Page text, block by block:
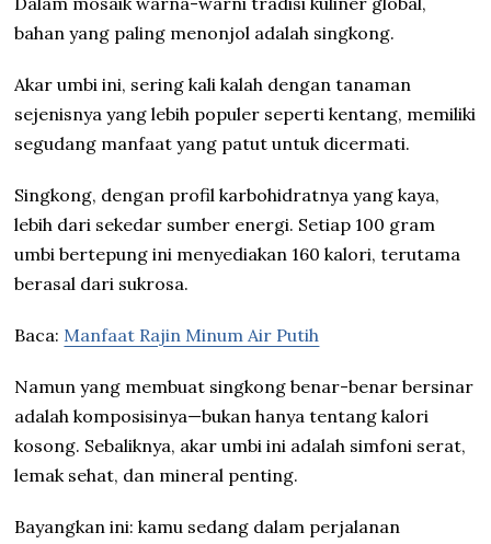
bahan yang paling menonjol adalah singkong.
Akar umbi ini, sering kali kalah dengan tanaman
sejenisnya yang lebih populer seperti kentang, memiliki
segudang manfaat yang patut untuk dicermati.
Singkong, dengan profil karbohidratnya yang kaya,
lebih dari sekedar sumber energi. Setiap 100 gram
umbi bertepung ini menyediakan 160 kalori, terutama
berasal dari sukrosa.
Baca: Manfaat Rajin Minum Air Putih
Namun yang membuat singkong benar-benar bersinar
adalah komposisinya—bukan hanya tentang kalori
kosong. Sebaliknya, akar umbi ini adalah simfoni serat,
lemak sehat, dan mineral penting.
Bayangkan ini: kamu sedang dalam perjalanan